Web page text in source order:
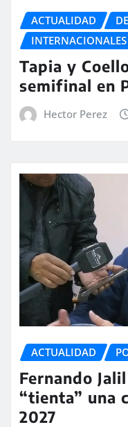
ACTUALIDAD
INTERNACIONALES
Tapia y
semifinal en
Hector Perez
ACTUALIDAD
Fernando
“tienta” una
2027